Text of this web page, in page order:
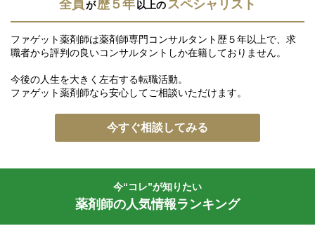
全員が歴５年 以上の スペシャリスト
ファゲット薬剤師は薬剤師専門コンサルタント歴５年以上で、求
職者から評判の良いコンサルタントしか在籍しておりません。
今後の人生を大きく左右する転職活動。
ファゲット薬剤師なら安心してご相談いただけます。
今すぐ相談してみる
今“コレ”が知りたい
薬剤師の人気情報ランキング